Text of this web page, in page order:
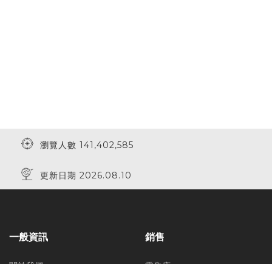
瀏覽人數 141,402,585
更新日期 2026.08.10
一般資訊 銷售